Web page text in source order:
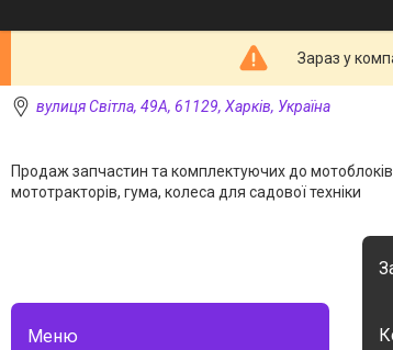
Зараз у
вулиця Світла, 49А, 61129, Харків, Україна
Продаж запчастин та комплектуючих до
мототракторів, гума, колеса для садової техніки